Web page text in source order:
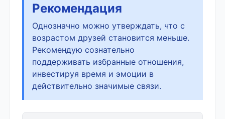
Рекомендация
Однозначно можно утверждать, что с
возрастом друзей становится меньше.
Рекомендую сознательно
поддерживать избранные отношения,
инвестируя время и эмоции в
действительно значимые связи.